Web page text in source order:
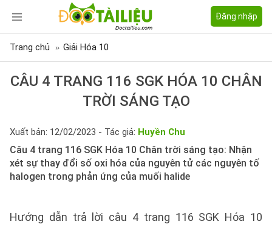
Đăng nhập
Trang chủ Giải Hóa 10
CÂU 4 TRANG 116 SGK HÓA 10 CHÂN
TRỜI SÁNG TẠO
Xuất bản: 12/02/2023 - Tác giả: Huyền Chu
Câu 4 trang 116 SGK Hóa 10 Chân trời sáng tạo: Nhận
xét sự thay đổi số oxi hóa của nguyên tử các nguyên tố
halogen trong phản ứng của muối halide
Hướng dẫn trả lời câu 4 trang 116 SGK Hóa 10